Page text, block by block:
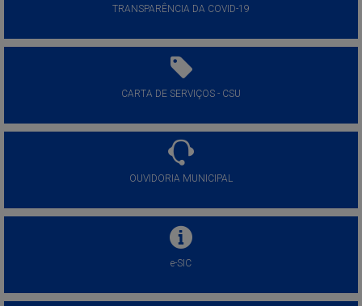
TRANSPARÊNCIA DA COVID-19
CARTA DE SERVIÇOS - CSU
OUVIDORIA MUNICIPAL
e-SIC